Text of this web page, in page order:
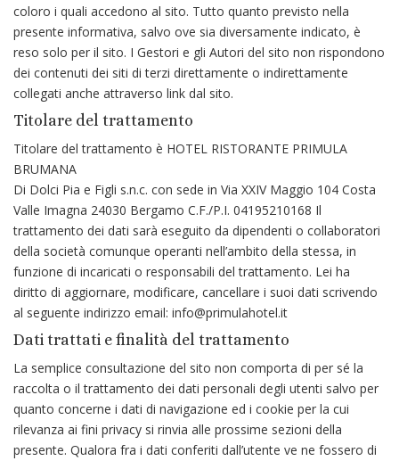
coloro i quali accedono al sito. Tutto quanto previsto nella
presente informativa, salvo ove sia diversamente indicato, è
reso solo per il sito. I Gestori e gli Autori del sito non rispondono
dei contenuti dei siti di terzi direttamente o indirettamente
collegati anche attraverso link dal sito.
Titolare del trattamento
Titolare del trattamento è HOTEL RISTORANTE PRIMULA
BRUMANA
Di Dolci Pia e Figli s.n.c. con sede in Via XXIV Maggio 104 Costa
Valle Imagna 24030 Bergamo C.F./P.I. 04195210168 Il
trattamento dei dati sarà eseguito da dipendenti o collaboratori
della società comunque operanti nell’ambito della stessa, in
funzione di incaricati o responsabili del trattamento. Lei ha
diritto di aggiornare, modificare, cancellare i suoi dati scrivendo
al seguente indirizzo email: info@primulahotel.it
Dati trattati e finalità del trattamento
La semplice consultazione del sito non comporta di per sé la
raccolta o il trattamento dei dati personali degli utenti salvo per
quanto concerne i dati di navigazione ed i cookie per la cui
rilevanza ai fini privacy si rinvia alle prossime sezioni della
presente. Qualora fra i dati conferiti dall’utente ve ne fossero di